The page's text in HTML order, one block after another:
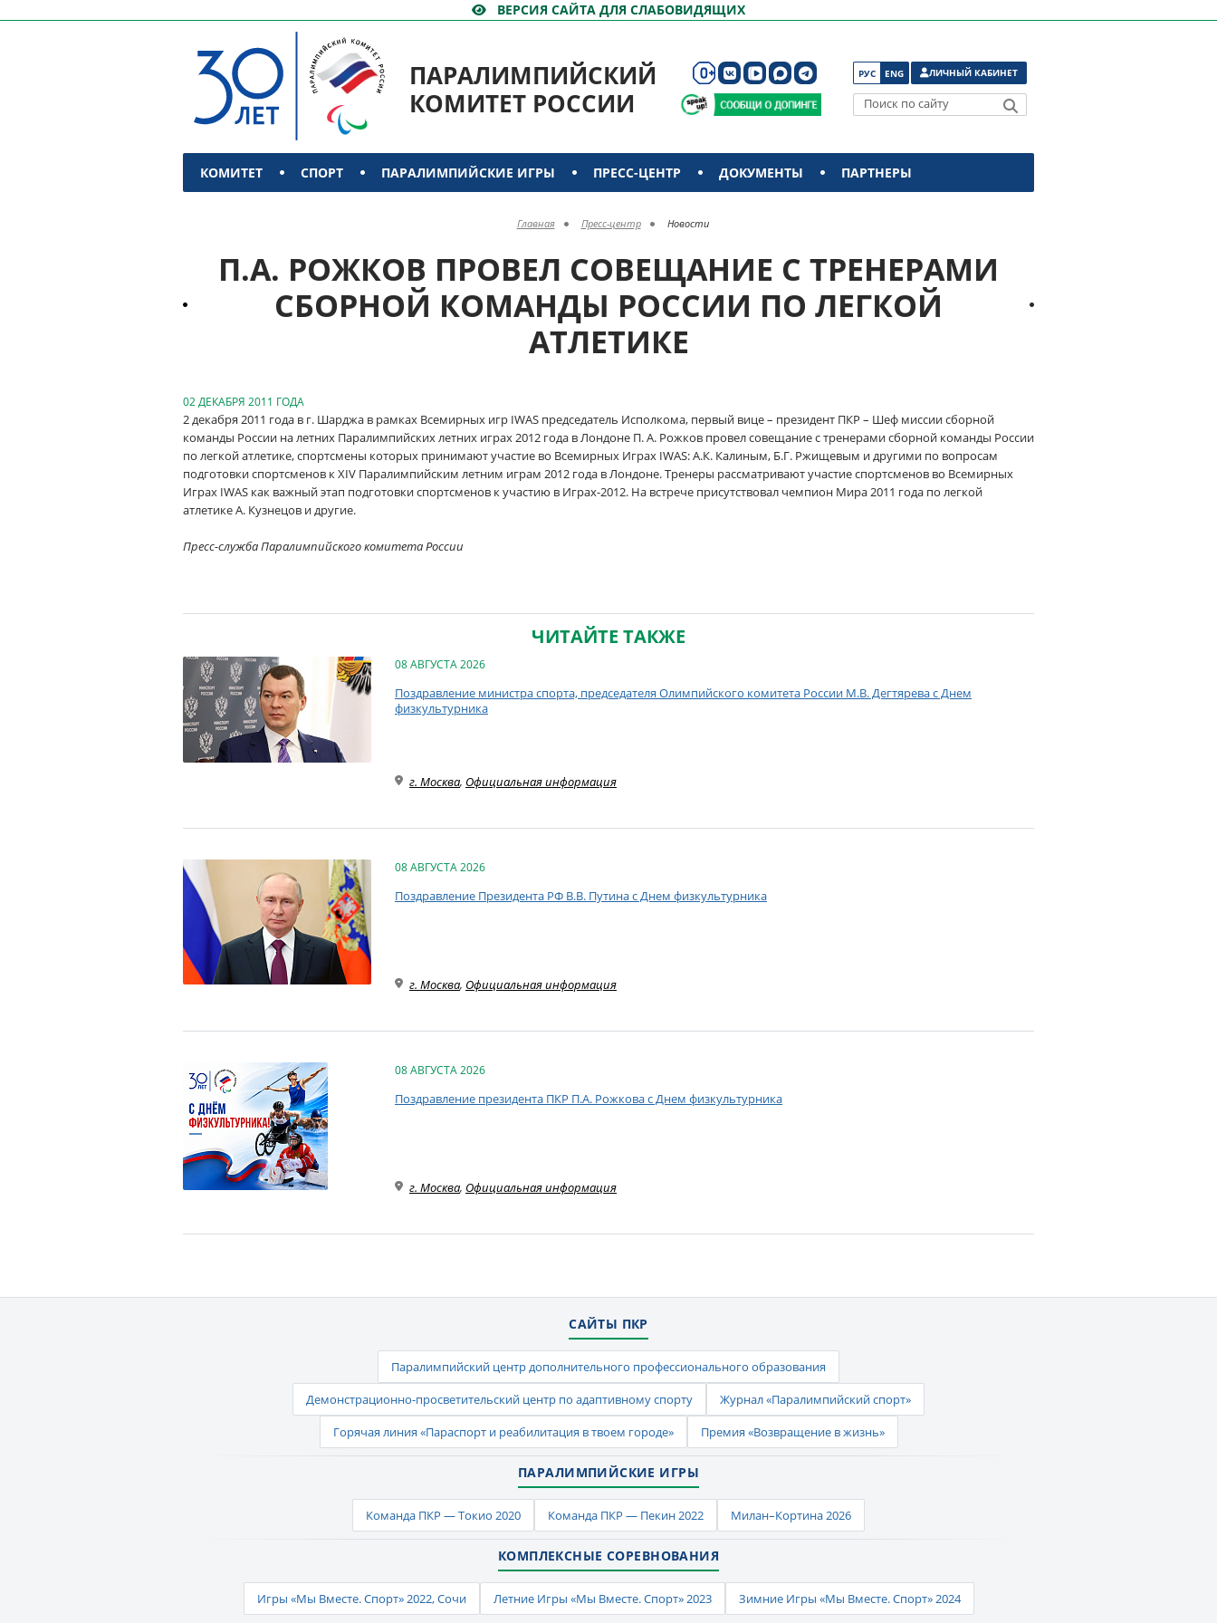
ВЕРСИЯ САЙТА ДЛЯ СЛАБОВИДЯЩИХ
ПАРАЛИМПИЙСКИЙ
КОМИТЕТ РОССИИ
РУС ENG ЛИЧНЫЙ КАБИНЕТ
Поиск по сайту
КОМИТЕТ СПОРТ ПАРАЛИМПИЙСКИЕ ИГРЫ ПРЕСС-ЦЕНТР ДОКУМЕНТЫ ПАРТНЕРЫ
Главная Пресс-центр Новости
П.А. РОЖКОВ ПРОВЕЛ СОВЕЩАНИЕ С ТРЕНЕРАМИ
СБОРНОЙ КОМАНДЫ РОССИИ ПО ЛЕГКОЙ
АТЛЕТИКЕ
02 ДЕКАБРЯ 2011 ГОДА
2 декабря 2011 года в г. Шарджа в рамках Всемирных игр IWAS председатель Исполкома, первый вице – президент ПКР – Шеф миссии сборной
команды России на летних Паралимпийских летних играх 2012 года в Лондоне П. А. Рожков провел совещание с тренерами сборной команды России
по легкой атлетике, спортсмены которых принимают участие во Всемирных Играх IWAS: А.К. Калиным, Б.Г. Ржищевым и другими по вопросам
подготовки спортсменов к XIV Паралимпийским летним играм 2012 года в Лондоне. Тренеры рассматривают участие спортсменов во Всемирных
Играх IWAS как важный этап подготовки спортсменов к участию в Играх-2012. На встрече присутствовал чемпион Мира 2011 года по легкой
атлетике А. Кузнецов и другие.
Пресс-служба Паралимпийского комитета России
ЧИТАЙТЕ ТАКЖЕ
08 АВГУСТА 2026
Поздравление министра спорта, председателя Олимпийского комитета России М.В. Дегтярева с Днем
физкультурника
г. Москва, Официальная информация
08 АВГУСТА 2026
Поздравление Президента РФ В.В. Путина с Днем физкультурника
г. Москва, Официальная информация
08 АВГУСТА 2026
Поздравление президента ПКР П.А. Рожкова с Днем физкультурника
г. Москва, Официальная информация
САЙТЫ ПКР
Паралимпийский центр дополнительного профессионального образования
Демонстрационно-просветительский центр по адаптивному спорту
Журнал «Паралимпийский спорт»
Горячая линия «Параспорт и реабилитация в твоем городе»
Премия «Возвращение в жизнь»
ПАРАЛИМПИЙСКИЕ ИГРЫ
Команда ПКР — Токио 2020 Команда ПКР — Пекин 2022 Милан–Кортина 2026
КОМПЛЕКСНЫЕ СОРЕВНОВАНИЯ
Игры «Мы Вместе. Спорт» 2022, Сочи Летние Игры «Мы Вместе. Спорт» 2023 Зимние Игры «Мы Вместе. Спорт» 2024